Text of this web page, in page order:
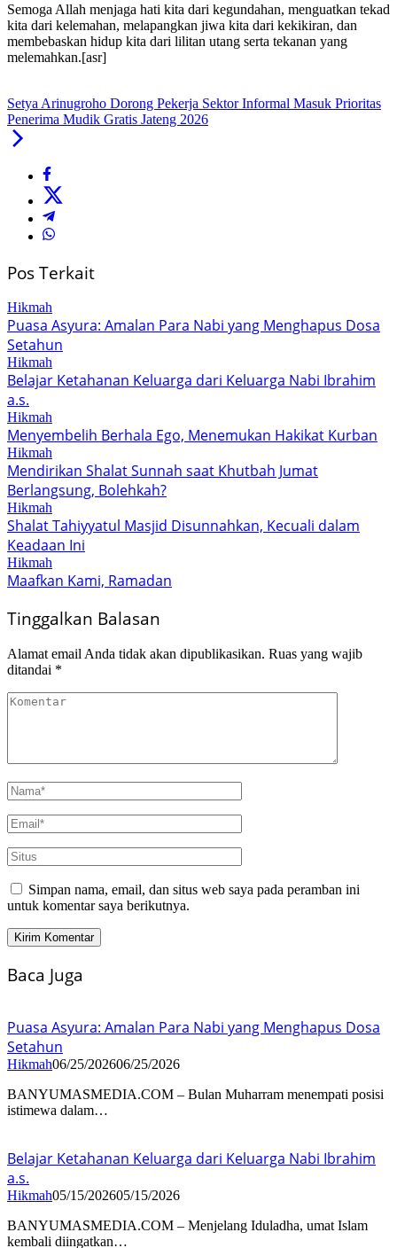
Semoga Allah menjaga hati kita dari kegundahan, menguatkan tekad
kita dari kelemahan, melapangkan jiwa kita dari kekikiran, dan
membebaskan hidup kita dari lilitan utang serta tekanan yang
melemahkan.[asr]
Setya Arinugroho Dorong Pekerja Sektor Informal Masuk Prioritas
Penerima Mudik Gratis Jateng 2026
Pos Terkait
Hikmah
Puasa Asyura: Amalan Para Nabi yang Menghapus Dosa
Setahun
Hikmah
Belajar Ketahanan Keluarga dari Keluarga Nabi Ibrahim
a.s.
Hikmah
Menyembelih Berhala Ego, Menemukan Hakikat Kurban
Hikmah
Mendirikan Shalat Sunnah saat Khutbah Jumat
Berlangsung, Bolehkah?
Hikmah
Shalat Tahiyyatul Masjid Disunnahkan, Kecuali dalam
Keadaan Ini
Hikmah
Maafkan Kami, Ramadan
Tinggalkan Balasan
Alamat email Anda tidak akan dipublikasikan. Ruas yang wajib
ditandai *
Simpan nama, email, dan situs web saya pada peramban ini
untuk komentar saya berikutnya.
Baca Juga
Puasa Asyura: Amalan Para Nabi yang Menghapus Dosa
Setahun
Hikmah06/25/202606/25/2026
BANYUMASMEDIA.COM – Bulan Muharram menempati posisi
istimewa dalam…
Belajar Ketahanan Keluarga dari Keluarga Nabi Ibrahim
a.s.
Hikmah05/15/202605/15/2026
BANYUMASMEDIA.COM – Menjelang Iduladha, umat Islam
kembali diingatkan…